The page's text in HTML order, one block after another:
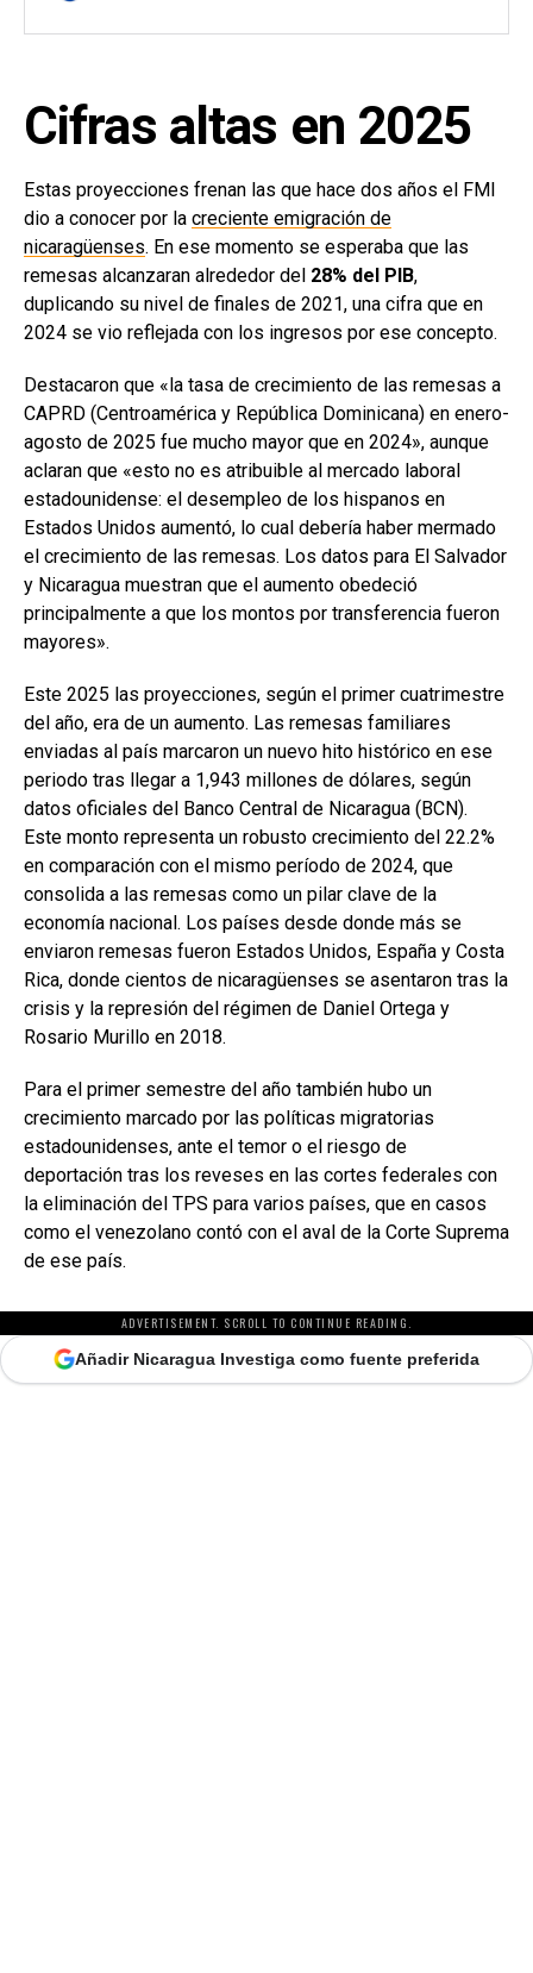
Cifras altas en 2025
Estas proyecciones frenan las que hace dos años el FMI
dio a conocer por la creciente emigración de
nicaragüenses. En ese momento se esperaba que las
remesas alcanzaran alrededor del 28% del PIB,
duplicando su nivel de finales de 2021, una cifra que en
2024 se vio reflejada con los ingresos por ese concepto.
Destacaron que «la tasa de crecimiento de las remesas a
CAPRD (Centroamérica y República Dominicana) en enero-
agosto de 2025 fue mucho mayor que en 2024», aunque
aclaran que «esto no es atribuible al mercado laboral
estadounidense: el desempleo de los hispanos en
Estados Unidos aumentó, lo cual debería haber mermado
el crecimiento de las remesas. Los datos para El Salvador
y Nicaragua muestran que el aumento obedeció
principalmente a que los montos por transferencia fueron
mayores».
Este 2025 las proyecciones, según el primer cuatrimestre
del año, era de un aumento. Las remesas familiares
enviadas al país marcaron un nuevo hito histórico en ese
periodo tras llegar a 1,943 millones de dólares, según
datos oficiales del Banco Central de Nicaragua (BCN).
Este monto representa un robusto crecimiento del 22.2%
en comparación con el mismo período de 2024, que
consolida a las remesas como un pilar clave de la
economía nacional. Los países desde donde más se
enviaron remesas fueron Estados Unidos, España y Costa
Rica, donde cientos de nicaragüenses se asentaron tras la
crisis y la represión del régimen de Daniel Ortega y
Rosario Murillo en 2018.
Para el primer semestre del año también hubo un
crecimiento marcado por las políticas migratorias
estadounidenses, ante el temor o el riesgo de
deportación tras los reveses en las cortes federales con
la eliminación del TPS para varios países, que en casos
como el venezolano contó con el aval de la Corte Suprema
de ese país.
ADVERTISEMENT. SCROLL TO CONTINUE READING.
Añadir Nicaragua Investiga como fuente preferida